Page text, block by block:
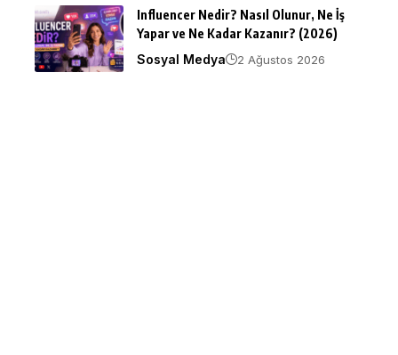
Influencer Nedir? Nasıl Olunur, Ne İş
Yapar ve Ne Kadar Kazanır? (2026)
Sosyal Medya
2 Ağustos 2026